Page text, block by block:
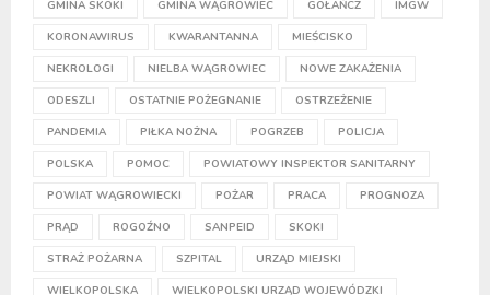
GMINA SKOKI GMINA WĄGROWIEC GOŁAŃCZ IMGW
KORONAWIRUS KWARANTANNA MIEŚCISKO
NEKROLOGI NIELBA WĄGROWIEC NOWE ZAKAŻENIA
ODESZLI OSTATNIE POŻEGNANIE OSTRZEŻENIE
PANDEMIA PIŁKA NOŻNA POGRZEB POLICJA
POLSKA POMOC POWIATOWY INSPEKTOR SANITARNY
POWIAT WĄGROWIECKI POŻAR PRACA PROGNOZA
PRĄD ROGOŹNO SANPEID SKOKI
STRAŻ POŻARNA SZPITAL URZĄD MIEJSKI
WIELKOPOLSKA WIELKOPOLSKI URZĄD WOJEWÓDZKI